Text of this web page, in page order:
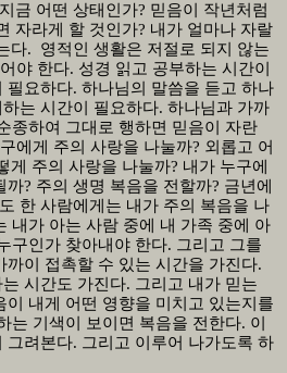
금 어떤 상태인가? 믿음이 작년처럼
자라게 할 것인가? 내가 얼마나 자랄
다.
영적인 생활은 저절로 되지 않는
야 한다. 성경 읽고 공부하는 시간이
필요하다. 하나님의 말씀을 듣고 하나
는 시간이 필요하다. 하나님과 가까
종하여 그대로 행하면 믿음이 자란
에게 주의 사랑을 나눌까? 외롭고 어
게 주의 사랑을 나눌까? 내가 누구에
까? 주의 생명 복음을 전할까? 금년에
한 사람에게는 내가 주의 복음을 나
내가 아는 사람 중에 내 가족 중에 아
구인가 찾아내야 한다. 그리고 그를
까이 접촉할 수 있는 시간을 가진다.
시간도 가진다. 그리고 내가 믿는
이 내게 어떤 영향을 미치고 있는지를
는 기색이 보이면 복음을 전한다. 이
그려본다. 그리고 이루어 나가도록 하